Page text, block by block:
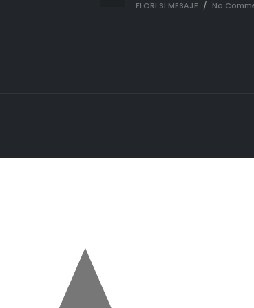
FLORI SI MESAJE / No